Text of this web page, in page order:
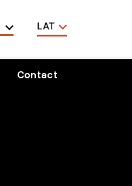
Contact
LAT